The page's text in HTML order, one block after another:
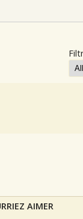
AIMER